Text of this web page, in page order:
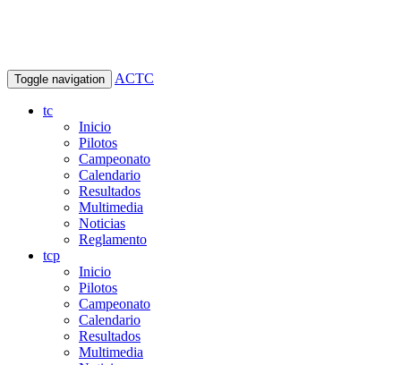
Toggle navigation ACTC
tc
Inicio
Pilotos
Campeonato
Calendario
Resultados
Multimedia
Noticias
Reglamento
tcp
Inicio
Pilotos
Campeonato
Calendario
Resultados
Multimedia